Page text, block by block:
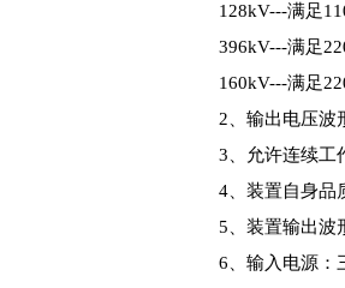
128kV---满足
396kV---满足
160kV---满足
2、输出电压波
3、允许连续工
4、装置自身品
5、装置输出波
6、输入电源：